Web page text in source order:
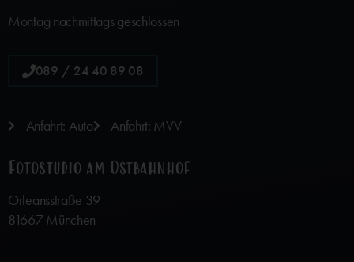
Montag nachmittags geschlossen
089 / 24 40 89 08
Anfahrt: Auto Anfahrt: MVV
Fotostudio am Ostbahnhof
Orleansstraße 39
81667 München